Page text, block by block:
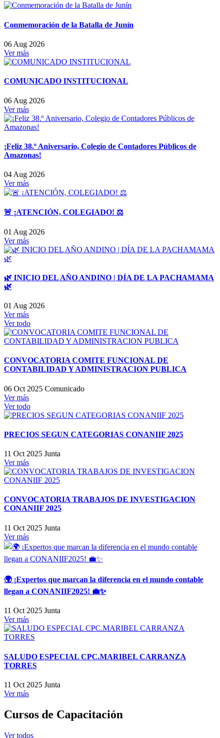
Conmemoración de la Batalla de Junín
06 Aug 2026
Ver más
COMUNICADO INSTITUCIONAL
06 Aug 2026
Ver más
¡Feliz 38.º Aniversario, Colegio de Contadores Públicos de
Amazonas!
04 Aug 2026
Ver más
🚨 ¡ATENCIÓN, COLEGIADO! ⚖️
01 Aug 2026
Ver más
🌿 INICIO DEL AÑO ANDINO | DÍA DE LA PACHAMAMA
🌿
01 Aug 2026
Ver más
Ver todo
CONVOCATORIA COMITE FUNCIONAL DE
CONTABILIDAD Y ADMINISTRACION PUBLICA
06 Oct 2025 Comunicado
Ver más
Ver todo
PRECIOS SEGUN CATEGORIAS CONANIIF 2025
11 Oct 2025 Junta
Ver más
CONVOCATORIA TRABAJOS DE INVESTIGACION
CONANIIF 2025
11 Oct 2025 Junta
Ver más
🌍 ¡Expertos que marcan la diferencia en el mundo contable
llegan a CONANIIF2025! 💼✨
11 Oct 2025 Junta
Ver más
SALUDO ESPECIAL CPC.MARIBEL CARRANZA
TORRES
11 Oct 2025 Junta
Ver más
Cursos de Capacitación
Ver todos